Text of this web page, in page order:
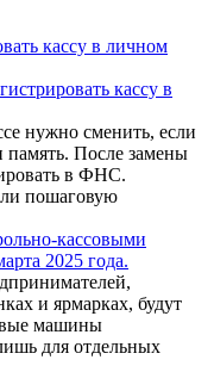
кассу в
нужно сменить, если
память. После замены
в ФНС.
пошаговую
кассовыми
2025 года.
и ярмарках, будут
машины
для отдельных